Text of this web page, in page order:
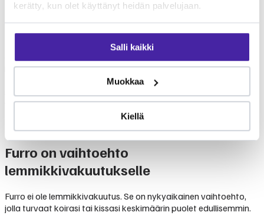
kerätty, kun olet käyttänyt heidän palvelujaan.
Salli kaikki
Muokkaa
Kiellä
Eläinlääkäriasema Taikatassupalvelut
Eläinlääkäriasema Taikatassu tarjoaa monipuolisia
kattavat yleiseläinlääkinnän perustutkimuksista erikoisempiin
toimenpiteisiin. Tarkista klinikan ajantasainen palveluvalikoima
suoraan klinikalta. Furron jäsenenä voit jakaa eläinlääkärikuluja
yhteisön kesken.
Furro on vaihtoehto
lemmikkivakuutukselle
Furro ei ole lemmikkivakuutus. Se on nykyaikainen vaihtoehto,
jolla turvaat koirasi tai kissasi keskimäärin puolet edullisemmin.